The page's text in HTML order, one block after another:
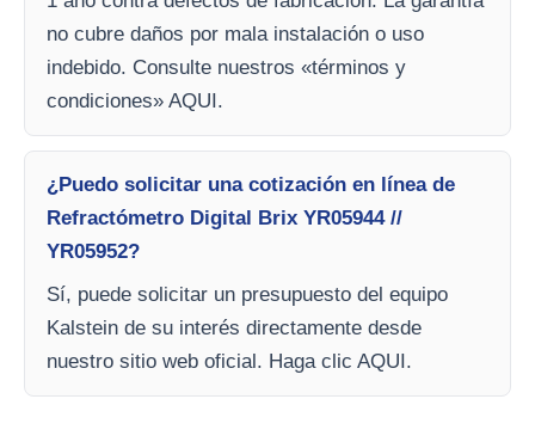
no cubre daños por mala instalación o uso
indebido. Consulte nuestros «términos y
condiciones» AQUI.
¿Puedo solicitar una cotización en línea de
Refractómetro Digital Brix YR05944 //
YR05952?
Sí, puede solicitar un presupuesto del equipo
Kalstein de su interés directamente desde
nuestro sitio web oficial. Haga clic AQUI.